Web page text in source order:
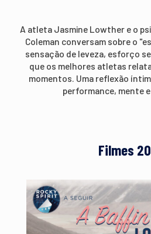
A atleta Jasmine Lowther e o
Coleman conversam sobre o
sensação de leveza, esforço
que os melhores atletas
momentos. Uma reflexão
performance, mente
Filmes